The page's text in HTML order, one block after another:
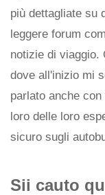
più dettagliate su
leggere forum
notizie di viaggio.
dove all'inizio mi
parlato anche
loro delle loro
sicuro sugli
Sii cauto